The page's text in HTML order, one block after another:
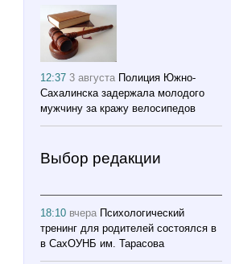
12:373 августа Полиция Южно-
Сахалинска задержала молодого
мужчину за кражу велосипедов
Выбор редакции
18:10 вчера Психологический
тренинг для родителей состоялся в
в СахОУНБ им. Тарасова